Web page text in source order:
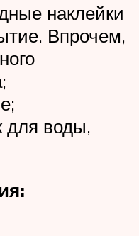
наклейки
Впрочем,
для воды,